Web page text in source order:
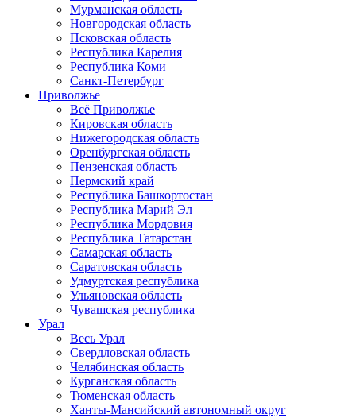
Мурманская область
Новгородская область
Псковская область
Республика Карелия
Республика Коми
Санкт-Петербург
Приволжье
Всё Приволжье
Кировская область
Нижегородская область
Оренбургская область
Пензенская область
Пермский край
Республика Башкортостан
Республика Марий Эл
Республика Мордовия
Республика Татарстан
Самарская область
Саратовская область
Удмуртская республика
Ульяновская область
Чувашская республика
Урал
Весь Урал
Свердловская область
Челябинская область
Курганская область
Тюменская область
Ханты-Мансийский автономный округ